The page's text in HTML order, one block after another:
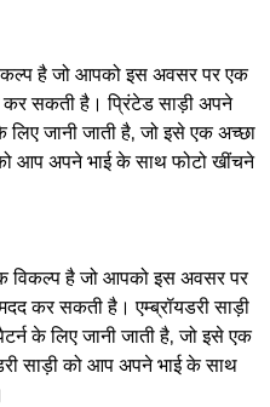
है जो आपको इस अवसर पर एक
सकती है। प्रिंटेड साड़ी अपने
जानी जाती है, जो इसे एक अच्छा
आप अपने भाई के साथ फोटो खींचने
विकल्प है जो आपको इस अवसर पर
कर सकती है। एम्ब्रॉयडरी साड़ी
के लिए जानी जाती है, जो इसे एक
साड़ी को आप अपने भाई के साथ